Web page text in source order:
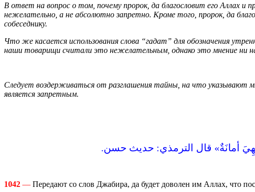
В ответ на вопрос о том, почему пророк, да благословит его Аллах и
нежелательно, а не абсолютно запретно. Кроме того, пророк, да
собеседнику.
Что же касается использования слова “гадат” для обозначения
наши товарищи считали это нежелательным, однако это мнение ни
Следует воздерживаться от разглашения тайны, на что указывают
является запретным.
أمانَةٌ‏»‏ قال الترمذي‏:‏ حديث حسن‏.‏
1042 — Передают со слов Джабира, да будет доволен им Аллах, что